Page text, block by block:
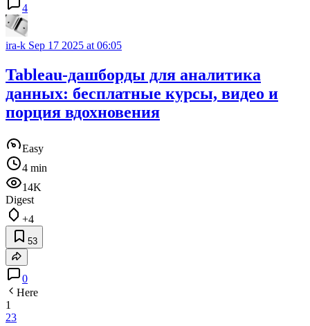
4
ira-k Sep 17 2025 at 06:05
Tableau-дашборды для аналитика
данных: бесплатные курсы, видео и
порция вдохновения
Easy
4 min
14K
Digest
+4
53
0
Here
1
23